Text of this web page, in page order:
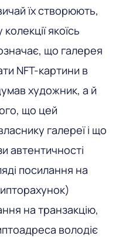
їх створюють,
якоїсь
що галерея
NFT-картини в
художник, а й
що цей
галереї і що
автентичності
посилання на
на транзакцію,
володіє